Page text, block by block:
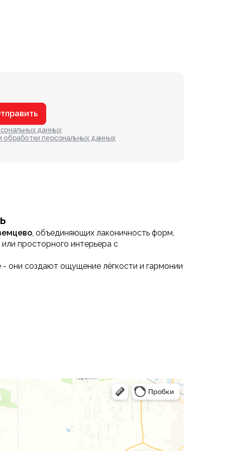
данных
обработки персональных данных
, объединяющих лаконичность форм,
просторного интерьера с
- они создают ощущение лёгкости и гармонии
и функциональность.
подлокотниками и простыми формами.